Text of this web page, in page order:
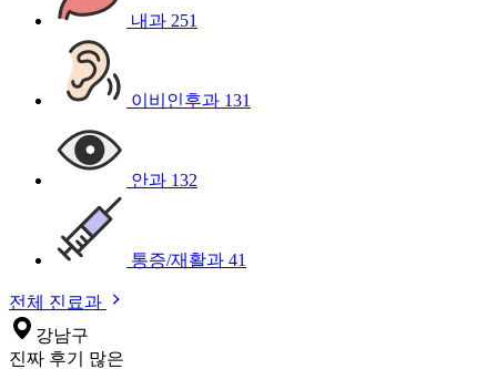
내과 251
이비인후과 131
안과 132
통증/재활과 41
전체 진료과
강남구
진짜 후기 많은